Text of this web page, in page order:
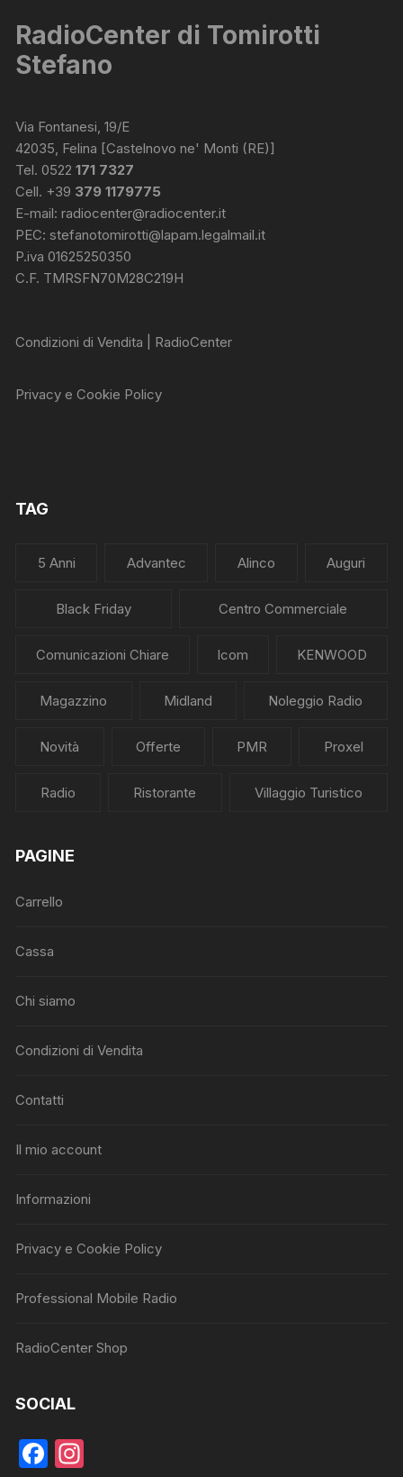
RadioCenter di Tomirotti
Stefano
Via Fontanesi, 19/E
42035, Felina [Castelnovo ne' Monti (RE)]
Tel. 0522171 7327
Cell. +39 379 1179775
E-mail:radiocenter@radiocenter.it
PEC:stefanotomirotti@lapam.legalmail.it
P.iva 01625250350
C.F. TMRSFN70M28C219H
Condizioni di Vendita | RadioCenter
Privacy e Cookie Policy
TAG
5 Anni Advantec Alinco Auguri
Black Friday Centro Commerciale
Comunicazioni Chiare Icom KENWOOD
Magazzino Midland Noleggio Radio
Novità Offerte PMR Proxel
Radio Ristorante Villaggio Turistico
PAGINE
Carrello
Cassa
Chi siamo
Condizioni di Vendita
Contatti
Il mio account
Informazioni
Privacy e Cookie Policy
Professional Mobile Radio
RadioCenter Shop
SOCIAL
F